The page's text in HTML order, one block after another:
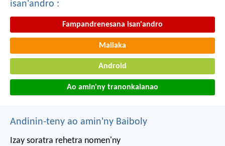
isan'andro :
Fampandrenesana isan'andro
Mailaka
Android
Ao amin'ny tranonkalanao
Andinin-teny ao amin'ny Baiboly
Izay soratra rehetra nomen'ny